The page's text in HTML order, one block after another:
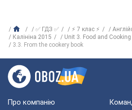
✅ ГДЗ ✅ ⚡ 7 клас ⚡
Калініна 2015
Unit 3. Food and Cooking
3.3. From the cookery book
Про компанію